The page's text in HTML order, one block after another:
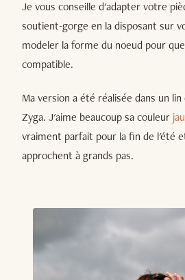
Je vous conseille d'adapter votre
soutient-gorge en la disposant sur
modeler la forme du noeud pour
compatible.
Ma version a été réalisée dans un
Zyga. J'aime beaucoup sa couleur
vraiment parfait pour la fin de l'été
approchent à grands pas.